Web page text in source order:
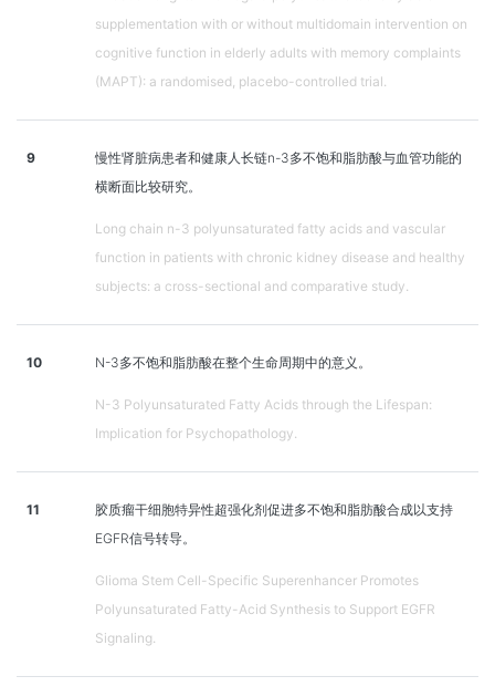
supplementation with or without multidomain intervention on
cognitive function in elderly adults with memory complaints
(MAPT): a randomised, placebo-controlled trial.
9
慢性肾脏病患者和健康人长链n-3多不饱和脂肪酸与血管功能的
横断面比较研究。
Long chain n-3 polyunsaturated fatty acids and vascular
function in patients with chronic kidney disease and healthy
subjects: a cross-sectional and comparative study.
10 N-3多不饱和脂肪酸在整个生命周期中的意义。
N-3 Polyunsaturated Fatty Acids through the Lifespan:
Implication for Psychopathology.
11
胶质瘤干细胞特异性超强化剂促进多不饱和脂肪酸合成以支持
EGFR信号转导。
Glioma Stem Cell-Specific Superenhancer Promotes
Polyunsaturated Fatty-Acid Synthesis to Support EGFR
Signaling.